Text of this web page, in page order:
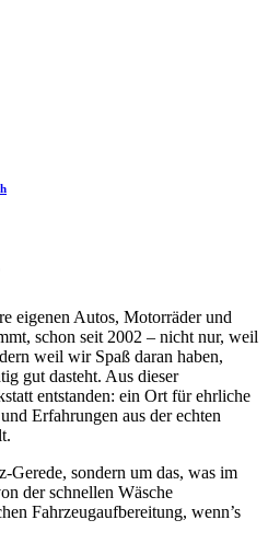
eigenen Autos, Motorräder und
schon seit 2002 – nicht nur, weil
weil wir Spaß daran haben,
gut dasteht. Aus dieser
entstanden: ein Ort für ehrliche
Erfahrungen aus der echten
Gerede, sondern um das, was im
der schnellen Wäsche
Fahrzeugaufbereitung, wenn’s